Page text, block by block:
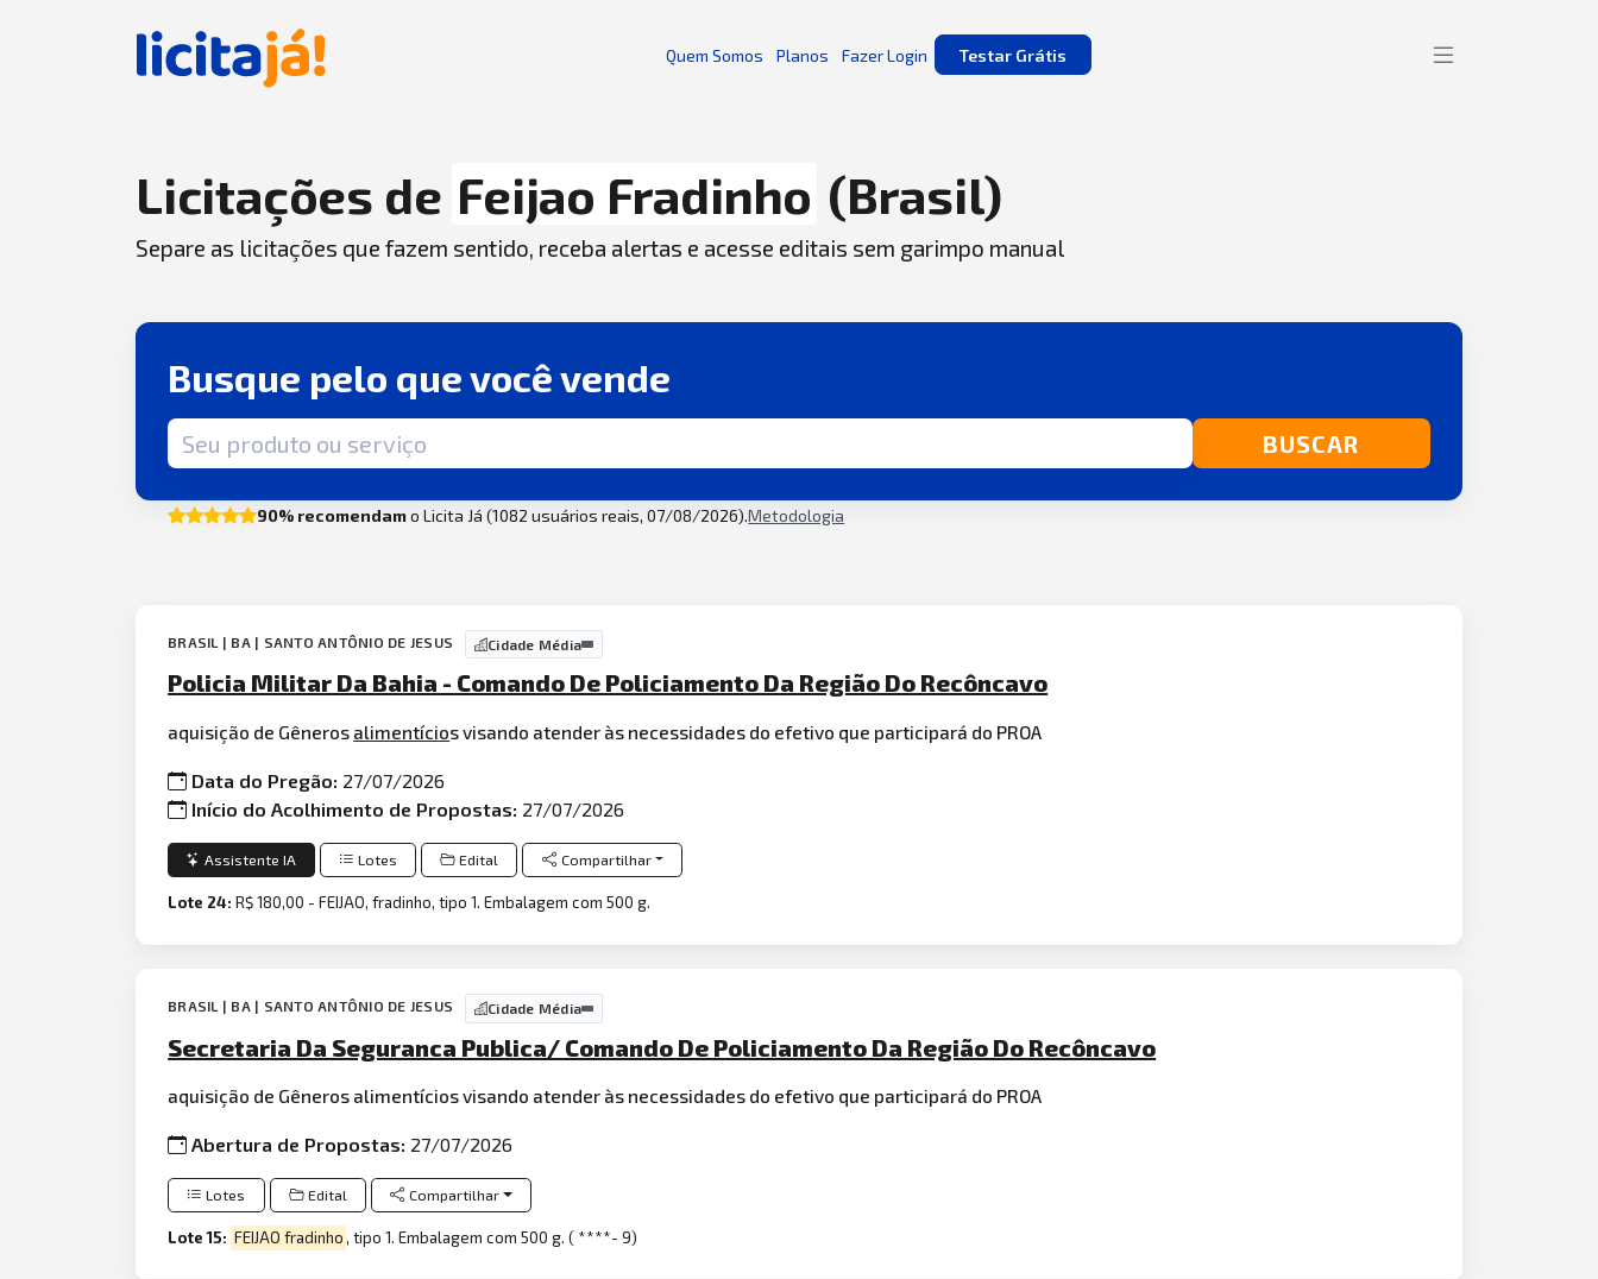
Quem Somos Planos Fazer Login Testar Grátis
Licitações de Feijao Fradinho (Brasil)
Separe as licitações que fazem sentido, receba alertas e acesse editais sem garimpo manual
Busque pelo que você vende
Termo de busca BUSCAR
90% recomendamo Licita Já (1082 usuários reais, 07/08/2026).Metodologia
BRASIL | BA | SANTO ANTÔNIO DE JESUS Cidade Média
Policia Militar Da Bahia - Comando De Policiamento Da Região Do Recôncavo
aquisição de Gêneros alimentícios visando atender às necessidades do efetivo que participará do PROA
Data do Pregão: 27/07/2026
Início do Acolhimento de Propostas: 27/07/2026
Assistente IA Lotes Edital Compartilhar
Lote 24:R$ 180,00 - FEIJAO, fradinho, tipo 1. Embalagem com 500 g.
BRASIL | BA | SANTO ANTÔNIO DE JESUS Cidade Média
Secretaria Da Seguranca Publica/ Comando De Policiamento Da Região Do Recôncavo
aquisição de Gêneros alimentícios visando atender às necessidades do efetivo que participará do PROA
Abertura de Propostas: 27/07/2026
Lotes Edital Compartilhar
Lote 15: FEIJAO fradinho, tipo 1. Embalagem com 500 g. ( ****- 9)